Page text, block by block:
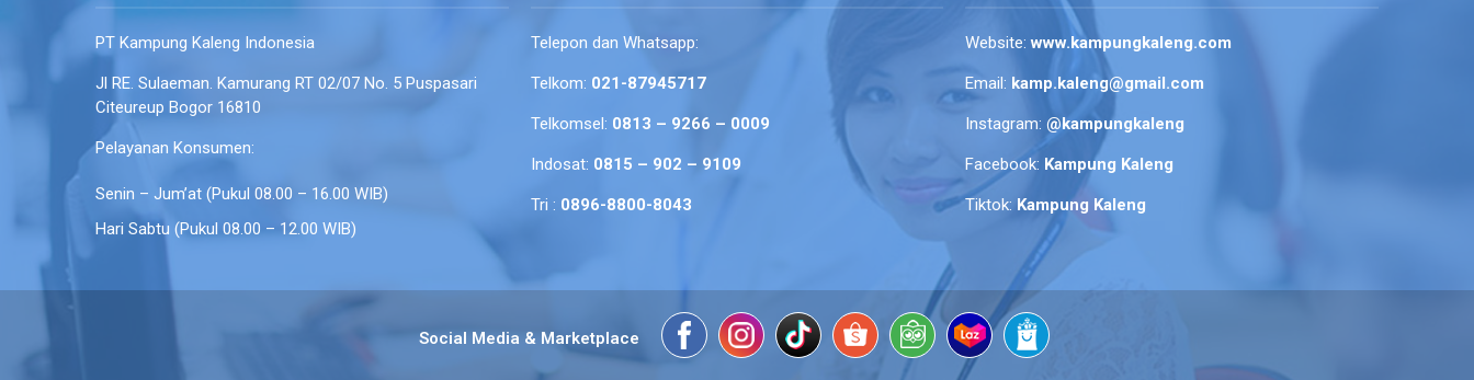
PT Kampung Kaleng Indonesia
Jl RE. Sulaeman. Kamurang RT 02/07 No. 5 Puspasari
Citeureup Bogor 16810
Pelayanan Konsumen:
Senin – Jum’at (Pukul 08.00 – 16.00 WIB)
Hari Sabtu (Pukul 08.00 – 12.00 WIB)
Telepon dan Whatsapp:
Telkom: 021-87945717
Telkomsel: 0813 – 9266 – 0009
Indosat: 0815 – 902 – 9109
Tri : 0896-8800-8043
Website:www.kampungkaleng.com
Email: kamp.kaleng@gmail.com
Instagram:@kampungkaleng
Facebook: Kampung Kaleng
Tiktok: Kampung Kaleng
Social Media & Marketplace